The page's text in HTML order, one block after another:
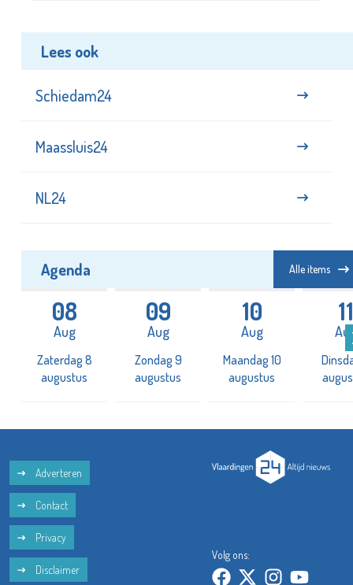
Lees ook
Schiedam24
Maassluis24
NL24
Agenda Alle items
08
Aug
Zaterdag 8
augustus
09
Aug
Zondag 9
augustus
10
Aug
Maandag 10
augustus
11
Adverteren
Contact
Privacy
Disclaimer
Volg ons: